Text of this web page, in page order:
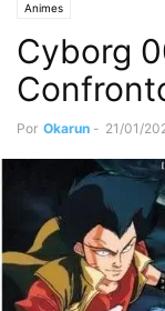
Animes
Cyborg
Por Okarun - 21/01/